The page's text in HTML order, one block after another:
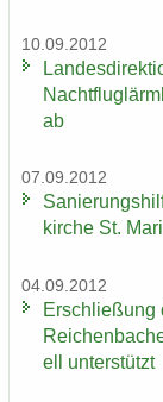
10.09.2012
ab
07.09.2012
kir­che St.
04.09.2012
Er­schlie­ßung
ell un­ter­stützt